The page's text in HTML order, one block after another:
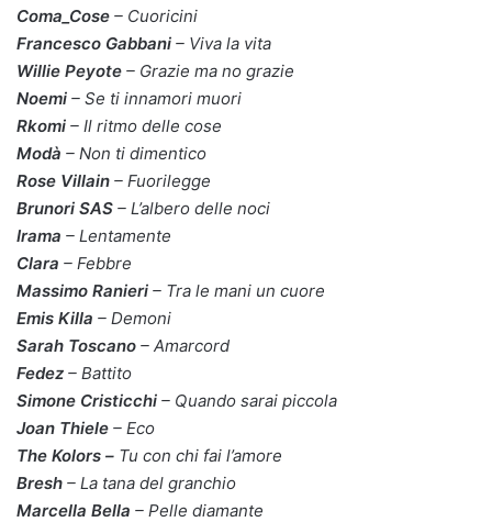
Coma_Cose – Cuoricini
Francesco Gabbani – Viva la vita
Willie Peyote – Grazie ma no grazie
Noemi – Se ti innamori muori
Rkomi – Il ritmo delle cose
Modà – Non ti dimentico
Rose Villain – Fuorilegge
Brunori SAS – L’albero delle noci
Irama – Lentamente
Clara – Febbre
Massimo Ranieri – Tra le mani un cuore
Emis Killa – Demoni
Sarah Toscano – Amarcord
Fedez – Battito
Simone Cristicchi – Quando sarai piccola
Joan Thiele – Eco
The Kolors – Tu con chi fai l’amore
Bresh – La tana del granchio
Marcella Bella – Pelle diamante